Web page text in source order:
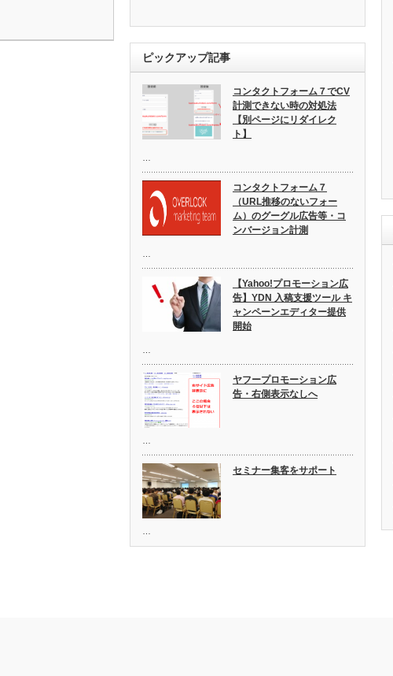
ピックアップ記事
コンタクトフォーム７でCV
計測できない時の対処法
【別ページにリダイレク
ト】
コンタクトフォーム７
（URL推移のないフォー
ム）のグーグル広告等・コ
ンバージョン計測
【Yahoo!プロモーション広
告】YDN 入稿支援ツール キ
ャンペーンエディター提供
開始
ヤフープロモーション広
告・右側表示なしへ
セミナー集客をサポート